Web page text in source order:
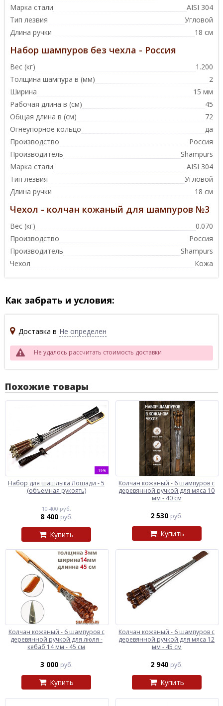
Марка стали
AISI 304
Тип лезвия
Угловой
Длина ручки
18 см
Набор шампуров без чехла - Россия
Вес (кг)
1.200
Толщина шампура в (мм)
2
Ширина
15 мм
Рабочая длина в (см)
45
Общая длина в (см)
72
Огнеупорное кольцо
да
Производство
Россия
Производитель
Shampurs
Марка стали
AISI 304
Тип лезвия
Угловой
Длина ручки
18 см
Чехол - колчан кожаный для шампуров №3
Вес (кг)
0.070
Производство
Россия
Производитель
Shampurs
Чехол
Кожа
Как забрать и условия:
Доставка в Не определен
Не удалось рассчитать стоимость доставки
Похожие товары
-19%
Набор для шашлыка Лошади - 5
(объемная рукоять)
10 400 руб.
8 400 руб.
Купить
Колчан кожаный - 6 шампуров с
деревянной ручкой для мяса 10
мм - 40 см
2 530 руб.
Купить
Колчан кожаный - 6 шампуров с
деревянной ручкой для люля -
кебаб 14 мм - 45 см
3 000 руб.
Купить
Колчан кожаный - 6 шампуров с
деревянной ручкой для мяса 12
мм - 45 см
2 940 руб.
Купить